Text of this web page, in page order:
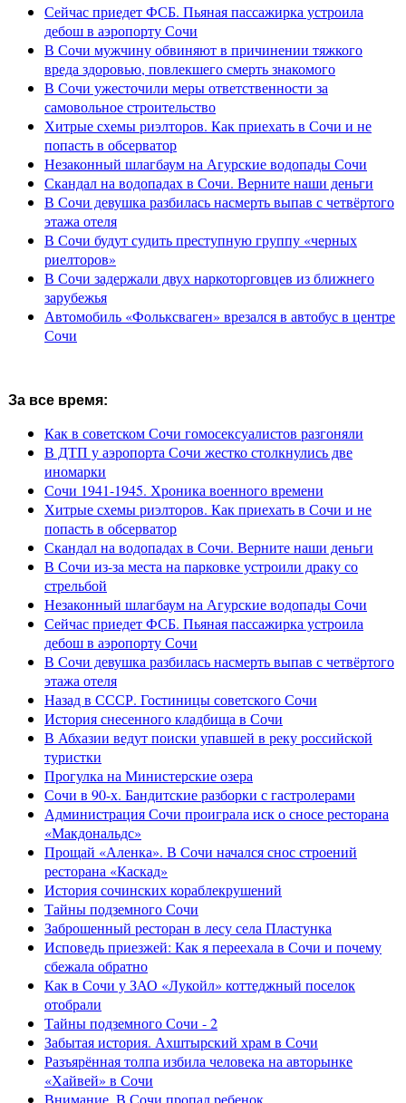
Сейчас приедет ФСБ. Пьяная пассажирка устроила
дебош в аэропорту Сочи
В Сочи мужчину обвиняют в причинении тяжкого
вреда здоровью, повлекшего смерть знакомого
В Сочи ужесточили меры ответственности за
самовольное строительство
Хитрые схемы риэлторов. Как приехать в Сочи и не
попасть в обсерватор
Незаконный шлагбаум на Агурские водопады Сочи
Скандал на водопадах в Сочи. Верните наши деньги
В Сочи девушка разбилась насмерть выпав с четвёртого
этажа отеля
В Сочи будут судить преступную группу «черных
риелторов»
В Сочи задержали двух наркоторговцев из ближнего
зарубежья
Автомобиль «Фольксваген» врезался в автобус в центре
Сочи
За все время:
Как в советском Сочи гомосексуалистов разгоняли
В ДТП у аэропорта Сочи жестко столкнулись две
иномарки
Сочи 1941-1945. Хроника военного времени
Хитрые схемы риэлторов. Как приехать в Сочи и не
попасть в обсерватор
Скандал на водопадах в Сочи. Верните наши деньги
В Сочи из-за места на парковке устроили драку со
стрельбой
Незаконный шлагбаум на Агурские водопады Сочи
Сейчас приедет ФСБ. Пьяная пассажирка устроила
дебош в аэропорту Сочи
В Сочи девушка разбилась насмерть выпав с четвёртого
этажа отеля
Назад в СССР. Гостиницы советского Сочи
История снесенного кладбища в Сочи
В Абхазии ведут поиски упавшей в реку российской
туристки
Прогулка на Министерские озера
Сочи в 90-х. Бандитские разборки с гастролерами
Администрация Сочи проиграла иск о сносе ресторана
«Макдональдс»
Прощай «Аленка». В Сочи начался снос строений
ресторана «Каскад»
История сочинских кораблекрушений
Тайны подземного Сочи
Заброшенный ресторан в лесу села Пластунка
Исповедь приезжей: Как я переехала в Сочи и почему
сбежала обратно
Как в Сочи у ЗАО «Лукойл» коттеджный поселок
отобрали
Тайны подземного Сочи - 2
Забытая история. Ахштырский храм в Сочи
Разъярённая толпа избила человека на авторынке
«Хайвей» в Сочи
Внимание. В Сочи пропал ребенок